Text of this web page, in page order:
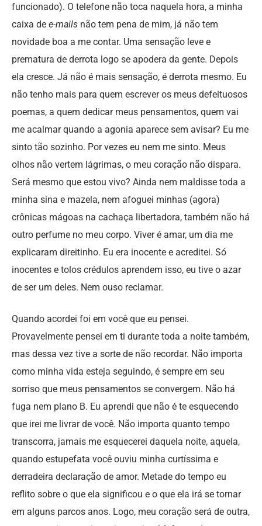
funcionado). O telefone não toca naquela hora, a minha
caixa de e-mails não tem pena de mim, já não tem
novidade boa a me contar. Uma sensação leve e
prematura de derrota logo se apodera da gente. Depois
ela cresce. Já não é mais sensação, é derrota mesmo. Eu
não tenho mais para quem escrever os meus defeituosos
poemas, a quem dedicar meus pensamentos, quem vai
me acalmar quando a agonia aparece sem avisar? Eu me
sinto tão sozinho. Por vezes eu nem me sinto. Meus
olhos não vertem lágrimas, o meu coração não dispara.
Será mesmo que estou vivo? Ainda nem maldisse toda a
minha sina e mazela, nem afoguei minhas (agora)
crônicas mágoas na cachaça libertadora, também não há
outro perfume no meu corpo. Viver é amar, um dia me
explicaram direitinho. Eu era inocente e acreditei. Só
inocentes e tolos crédulos aprendem isso, eu tive o azar
de ser um deles. Nem ouso reclamar.
Quando acordei foi em você que eu pensei.
Provavelmente pensei em ti durante toda a noite também,
mas dessa vez tive a sorte de não recordar. Não importa
como minha vida esteja seguindo, é sempre em seu
sorriso que meus pensamentos se convergem. Não há
fuga nem plano B. Eu aprendi que não é te esquecendo
que irei me livrar de você. Não importa quanto tempo
transcorra, jamais me esquecerei daquela noite, aquela,
quando estupefata você ouviu minha curtíssima e
derradeira declaração de amor. Metade do tempo eu
reflito sobre o que ela significou e o que ela irá se tornar
em alguns parcos anos. Logo, meu coração será de outra,